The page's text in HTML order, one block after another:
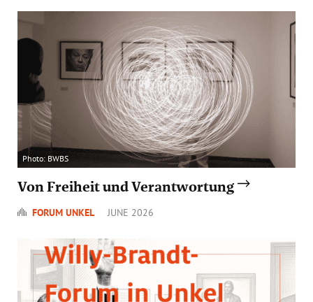
Photo: BWBS
Von Freiheit und Verantwortung
FORUM UNKEL JUNE 2026